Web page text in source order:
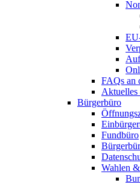
FAQs an
Aktuelles
Bürgerbüro
Fundbüro
Wahlen